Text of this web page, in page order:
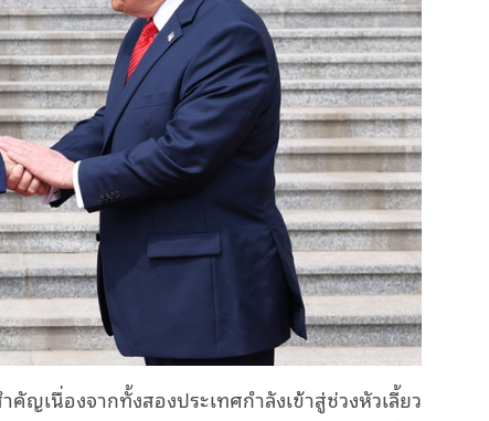
ญเนื่องจากทั้งสองประเทศกำลังเข้าสู่ช่วงหัวเลี้ยว